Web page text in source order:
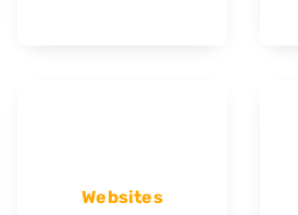
Websites